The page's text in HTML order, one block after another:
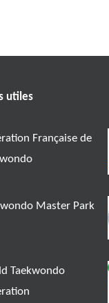
utiles
Française de
Master Park
Taekwondo